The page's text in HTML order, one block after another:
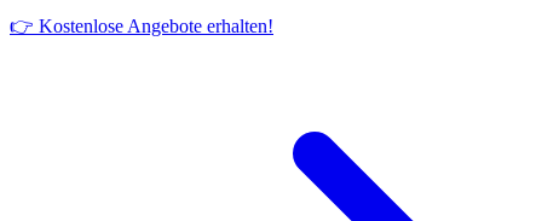
👉 Kostenlose Angebote erhalten!